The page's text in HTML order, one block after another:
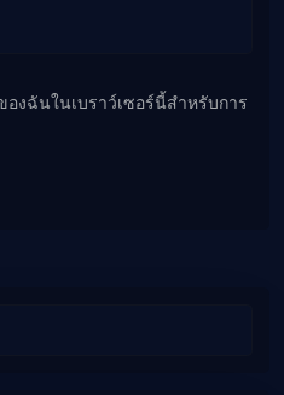
งฉันในเบราว์เซอร์นี้สำหรับการ